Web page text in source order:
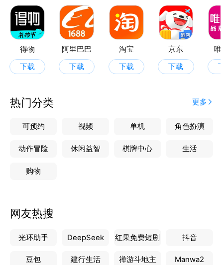
得物
下载
阿里巴巴
下载
淘宝
下载
京东
下载
热门分类 更多
可预约 视频 单机 角色扮演
动作冒险 休闲益智 棋牌中心 生活
购物
网友热搜
光环助手 DeepSeek 红果免费短剧 抖音
豆包 建行生活 禅游斗地主 Manwa2